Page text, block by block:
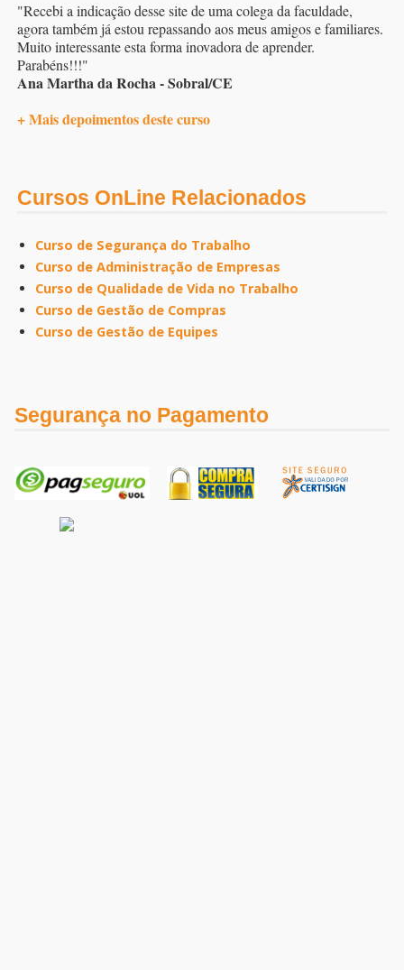
"Recebi a indicação desse site de uma colega da faculdade,
agora também já estou repassando aos meus amigos e familiares.
Muito interessante esta forma inovadora de aprender.
Parabéns!!!"
Ana Martha da Rocha - Sobral/CE
+ Mais depoimentos deste curso
Cursos OnLine Relacionados
Curso de Segurança do Trabalho
Curso de Administração de Empresas
Curso de Qualidade de Vida no Trabalho
Curso de Gestão de Compras
Curso de Gestão de Equipes
Segurança no Pagamento